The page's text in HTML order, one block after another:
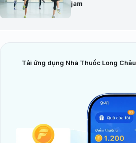
jam
Tải ứng dụng Nhà Thuốc Long Châu